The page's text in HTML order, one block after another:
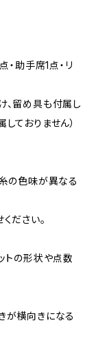
・助手席1点・リ
、留め具も付属し
ておりません）
の色味が異なる
ださい。
トの形状や点数
が横向きになる